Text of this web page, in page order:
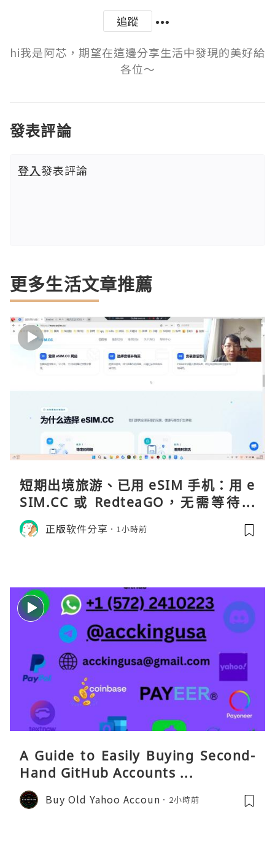
追蹤
hi我是阿芯，期望在這邊分享生活中發現的美好給
各位～
發表評論
登入發表評論
更多生活文章推薦
短期出境旅游、已用 eSIM 手机：用 e
SIM.CC 或 RedteaGO，无需等待收
货。需要“当地号码 + 通话短信”（如
打车、外卖、客户联络）：优先 Redt
正版软件分享 1小時前
A Guide to Easily Buying Second-
Hand GitHub Accounts ...
Buy Old Yahoo Accoun 2小時前